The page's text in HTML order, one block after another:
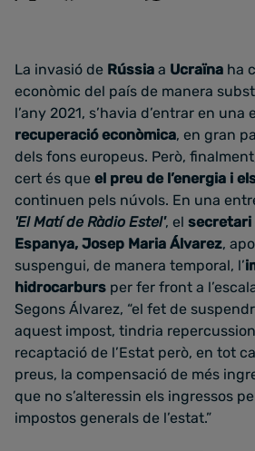
La invasió de Rússia a Ucraïna ha
econòmic del país de manera
l’any 2021, s’havia d’entrar en una
recuperació econòmica, en gran
dels fons europeus. Però,
cert és que el preu de l’energia i
continuen pels núvols. En una
'El Matí de Ràdio Estel', el secretari
Espanya, Josep Maria Álvarez,
suspengui, de manera temporal, l’
hidrocarburs per fer front a
Segons Álvarez, “el fet de
aquest impost, tindria
recaptació de l’Estat però, en tot
preus, la compensació de més
que no s’alteressin els ingressos
impostos generals de l’estat.”